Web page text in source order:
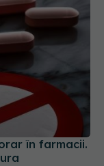
în farmacii.